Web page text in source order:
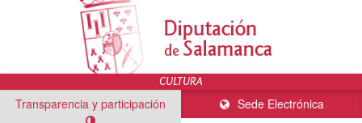
Sede Electrónica
Transparencia y participación